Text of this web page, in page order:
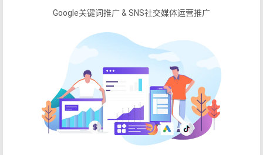
Google关键词推广 & SNS社交媒体运营推广